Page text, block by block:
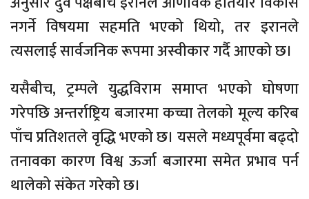
नगर्ने विषयमा सहमति भएको थियो, तर इरानले
त्यसलाई सार्वजनिक रूपमा अस्वीकार गर्दै आएको छ।
यसैबीच, ट्रम्पले युद्धविराम समाप्त भएको घोषणा
गरेपछि अन्तर्राष्ट्रिय बजारमा कच्चा तेलको मूल्य करिब
पाँच प्रतिशतले वृद्धि भएको छ। यसले मध्यपूर्वमा बढ्दो
तनावका कारण विश्व ऊर्जा बजारमा समेत प्रभाव पर्न
थालेको संकेत गरेको छ।